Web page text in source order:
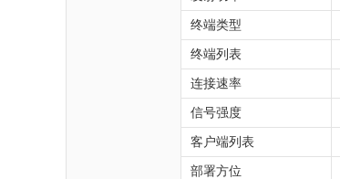
终端类型
终端列表
连接速率
信号强度
客户端列表
部署方位